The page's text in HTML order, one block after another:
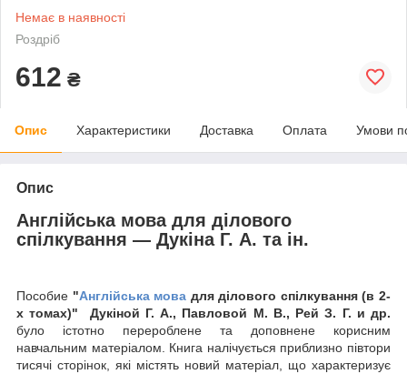
Немає в наявності
Роздріб
612 ₴
Опис Характеристики Доставка Оплата Умови
Опис
Англійська мова для ділового
спілкування — Дукіна Г. А. та ін.
Пособие "Англійська мова для ділового спілкування (в 2-
х томах)" Дукіной Г. А., Павловой М. В., Рей З. Г. и др.
було істотно перероблене та доповнене корисним
навчальним матеріалом. Книга налічується приблизно півтори
тисячі сторінок, які містять новий матеріал, що характеризує